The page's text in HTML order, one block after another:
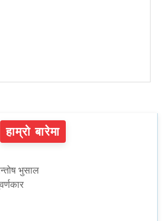
हाम्रो बारेमा
भुसाल